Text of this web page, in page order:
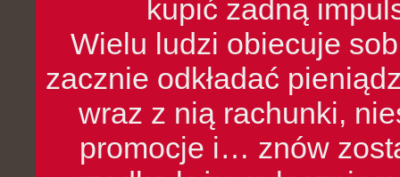
kupić żadną
Wielu ludzi obiecuje
zacznie odkładać
wraz z nią rachunki,
promocje i… znów